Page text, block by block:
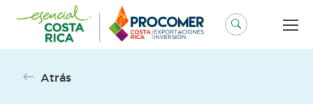
contenido
Atrás